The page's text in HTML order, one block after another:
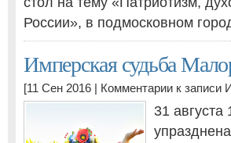
России», в подмосковном
Имперская судьба
[11 Сен 2016 | Комментарии к записи
31